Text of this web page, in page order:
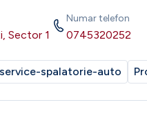
Sector 1
Numar telefon
0745320252
service-spalatorie-auto